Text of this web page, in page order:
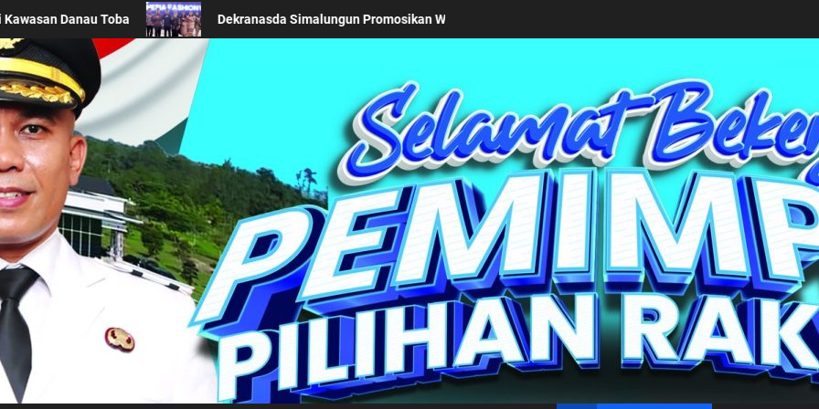
di Acara BTN Indonesia Fashion Week 2026 Keseriusan Pemkab Simalungun bersama Kemendagri Kawal Investasi
Simalungun